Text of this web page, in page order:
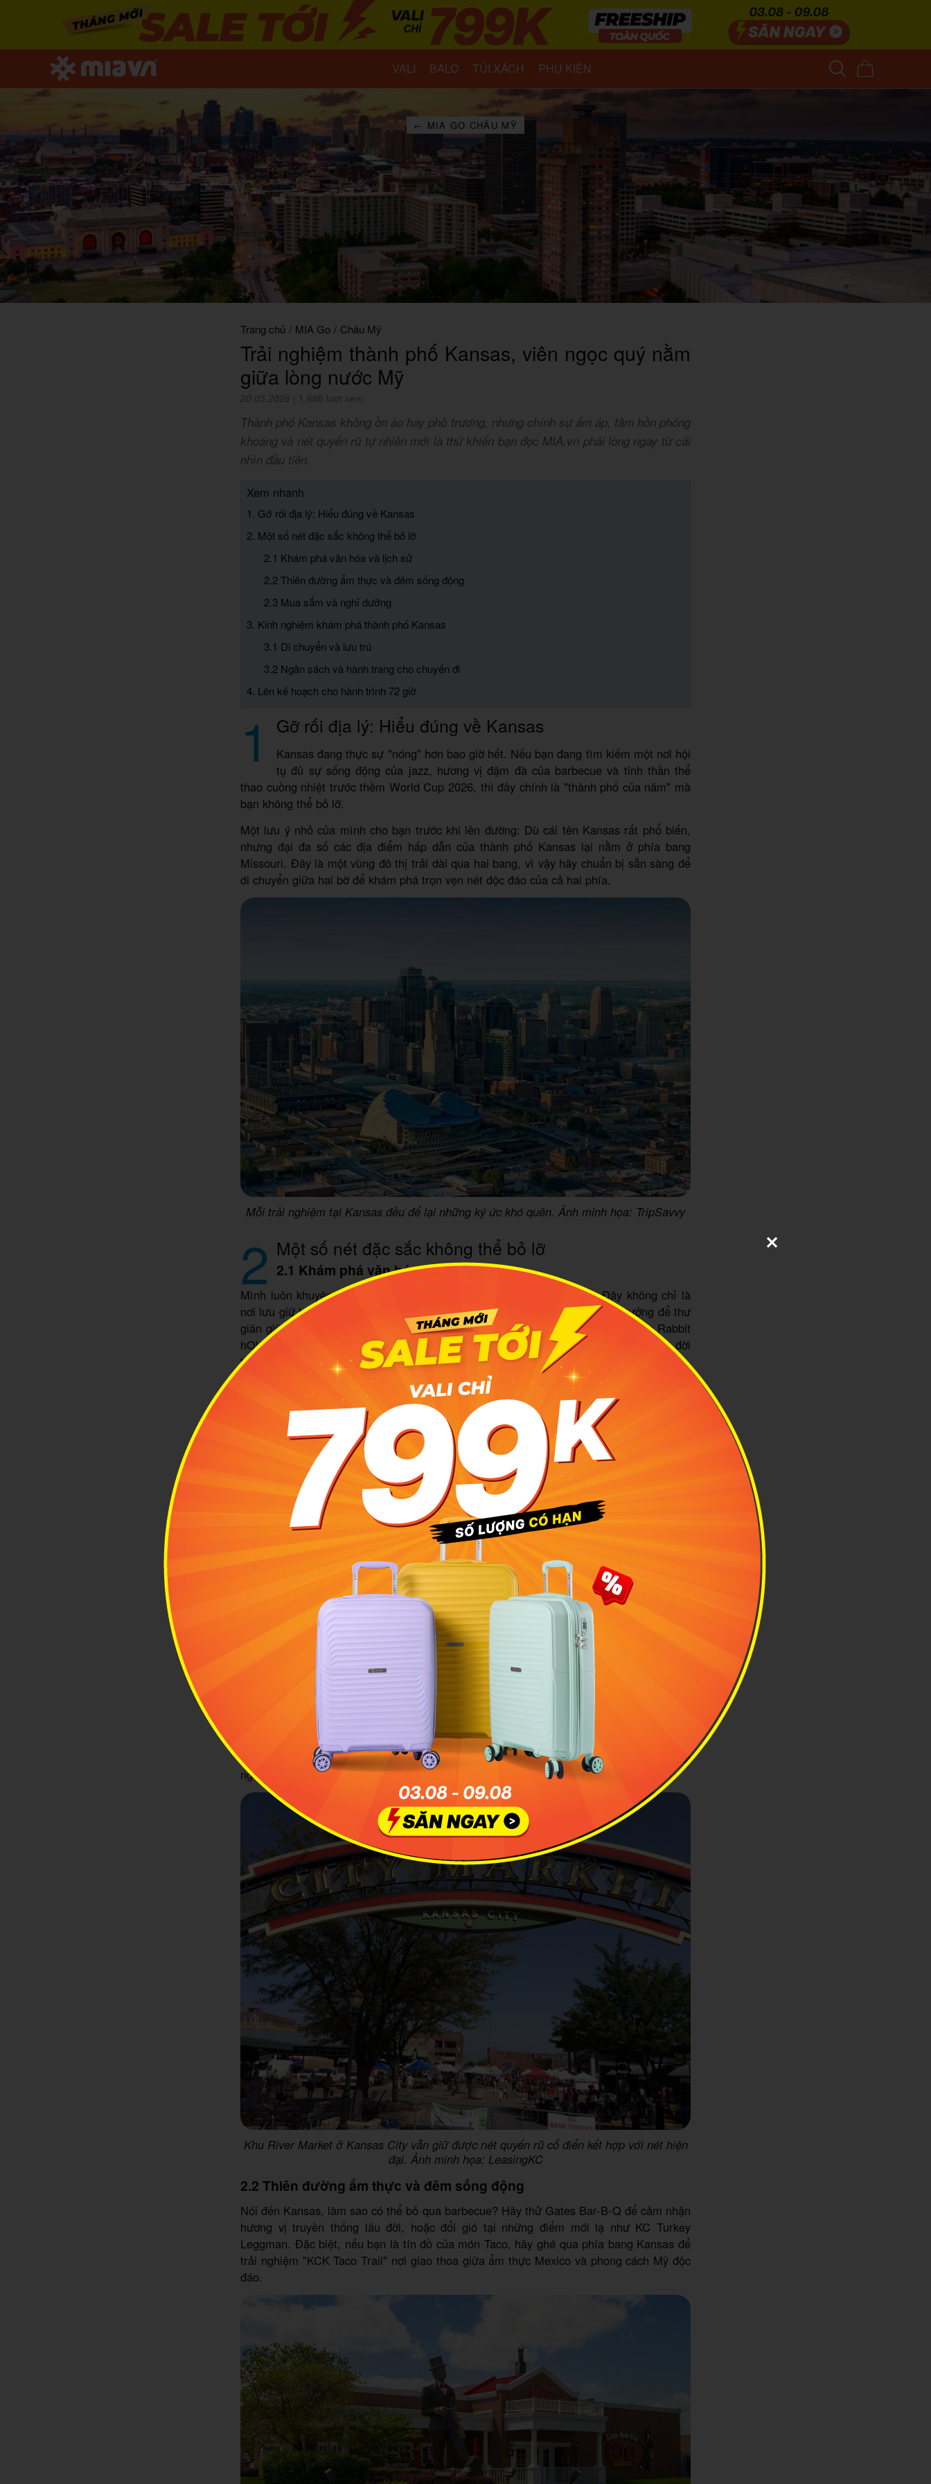
VALI BALO TÚI XÁCH PHỤ KIỆN
← MIA GO CHÂU MỸ
Trang chủ / MIA Go / Châu Mỹ
Trải nghiệm thành phố Kansas, viên ngọc quý nằm
giữa lòng nước Mỹ
20.05.2026 1,686 lượt xem
Thành phố Kansas không ồn ào hay phô trương, nhưng chính sự ấm áp, tâm hồn phóng
khoáng và nét quyến rũ tự nhiên mới là thứ khiến bạn đọc MIA.vn phải lòng ngay từ cái
nhìn đầu tiên.
Xem nhanh
1. Gỡ rối địa lý: Hiểu đúng về Kansas
2. Một số nét đặc sắc không thể bỏ lỡ
2.1 Khám phá văn hóa và lịch sử
2.2 Thiên đường ẩm thực và đêm sống động
2.3 Mua sắm và nghỉ dưỡng
3. Kinh nghiệm khám phá thành phố Kansas
3.1 Di chuyển và lưu trú
3.2 Ngân sách và hành trang cho chuyến đi
4. Lên kế hoạch cho hành trình 72 giờ
1 Gỡ rối địa lý: Hiểu đúng về Kansas
Kansas đang thực sự "nóng" hơn bao giờ hết. Nếu bạn đang tìm kiếm một nơi hội
tụ đủ sự sống động của jazz, hương vị đậm đà của barbecue và tinh thần thể
thao cuồng nhiệt trước thềm World Cup 2026, thì đây chính là "thành phố của năm" mà
bạn không thể bỏ lỡ.
Một lưu ý nhỏ của mình cho bạn trước khi lên đường: Dù cái tên Kansas rất phổ biến,
nhưng đại đa số các địa điểm hấp dẫn của thành phố Kansas lại nằm ở phía bang
Missouri. Đây là một vùng đô thị trải dài qua hai bang, vì vậy hãy chuẩn bị sẵn sàng để
di chuyển giữa hai bờ để khám phá trọn vẹn nét độc đáo của cả hai phía.
Mỗi trải nghiệm tại Kansas đều để lại những ký ức khó quên. Ảnh minh họa: TripSavvy
2 Một số nét đặc sắc không thể bỏ lỡ
2.1 Khám phá văn hóa và lịch sử
Mình luôn khuyên du khách hãy bắt đầu tại bảo tàng Nelson-Atkins. Đây không chỉ là
nơi lưu giữ hơn 40.000 tác phẩm nghệ thuật, mà còn là không gian xanh lý tưởng để thư
giãn giữa những tác phẩm điêu khắc ngoài trời. Nếu bạn yêu thích văn học, The Rabbit
hOle là một điểm đến đầy mê hoặc, nơi những cuốn sách thiếu nhi kinh điển bước ra đời
thực thông qua các triển lãm tương tác.
Bảo tàng Nelson-Atkins sở hữu một không gian xanh ấn tượng. Ảnh minh họa: Don
Để hiểu sâu hơn về bản sắc của thành phố Kansas, đừng bỏ lỡ khu 18th & Vine "trái
tim" của nhạc Jazz và lịch sử bóng chày Negro Leagues. Ngoài ra, khu River Market ven
sông là nơi bạn có thể tìm thấy nhịp sống chậm rãi với những gian hàng thực phẩm tươi
ngon và không gian hoài cổ.
Khu River Market ở Kansas City vẫn giữ được nét quyến rũ cổ điển kết hợp với nét hiện
đại. Ảnh minh họa: LeasingKC
2.2 Thiên đường ẩm thực và đêm sống động
Nói đến Kansas, làm sao có thể bỏ qua barbecue? Hãy thử Gates Bar-B-Q để cảm nhận
hương vị truyền thống lâu đời, hoặc đổi gió tại những điểm mới lạ như KC Turkey
Leggman. Đặc biệt, nếu bạn là tín đồ của món Taco, hãy ghé qua phía bang Kansas để
trải nghiệm "KCK Taco Trail" nơi giao thoa giữa ẩm thực Mexico và phong cách Mỹ độc
đáo.